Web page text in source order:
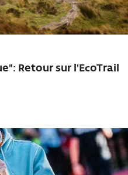
Retour sur l'EcoTrail